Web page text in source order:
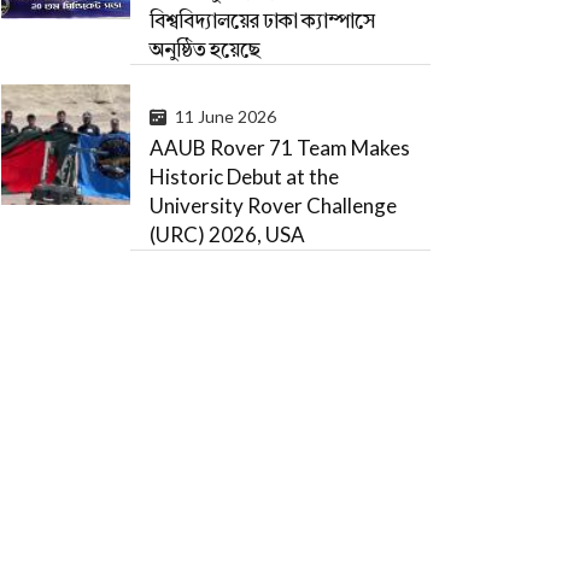
বিশ্ববিদ্যালয়ের ঢাকা ক্যাম্পাসে
অনুষ্ঠিত হয়েছে
11 June 2026
AAUB Rover 71 Team Makes
Historic Debut at the
University Rover Challenge
(URC) 2026, USA